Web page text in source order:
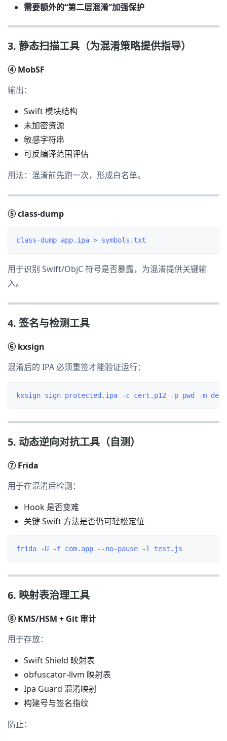
需要额外的“第二层混淆”加强保护
3. 静态扫描工具（为混淆策略提供指导）
④ MobSF
输出：
Swift 模块结构
未加密资源
敏感字符串
可反编译范围评估
用法：混淆前先跑一次，形成白名单。
⑤ class-dump
用于识别 Swift/ObjC 符号是否暴露，为混淆提供关键输
入。
4. 签名与检测工具
⑥ kxsign
混淆后的 IPA 必须重签才能验证运行：
5. 动态逆向对抗工具（自测）
⑦ Frida
用于在混淆后检测：
Hook 是否变难
关键 Swift 方法是否仍可轻松定位
6. 映射表治理工具
⑧ KMS/HSM + Git 审计
用于存放：
Swift Shield 映射表
obfuscator-llvm 映射表
Ipa Guard 混淆映射
构建号与签名指纹
防止：